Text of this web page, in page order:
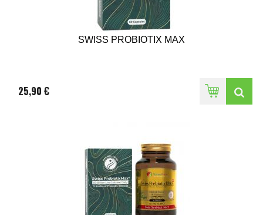
SWISS PROBIOTIX MAX
25,90 €